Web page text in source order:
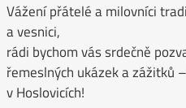
Vážení přátelé a milovníci
a vesnici,
rádi bychom vás srdečně
řemeslných ukázek a zážitků
v Hoslovicích!